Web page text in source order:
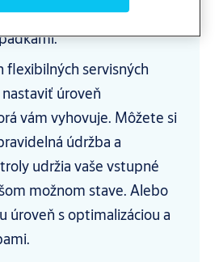
a náklady spojené s
flexibilných servisných
úroveň
vám vyhovuje. Môžete si
údržba a
udržia vaše vstupné
možnom stave. Alebo
úroveň s optimalizáciou a